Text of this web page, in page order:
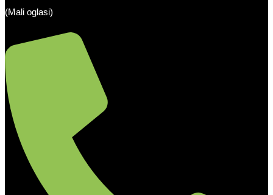
(Mali oglasi)